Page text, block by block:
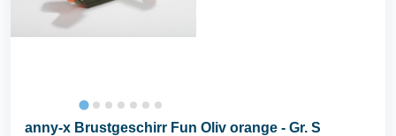
anny-x Brustgeschirr Fun Oliv orange - Gr. S